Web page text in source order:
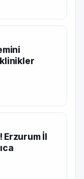
Erzurum İl